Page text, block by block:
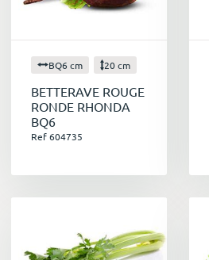
BQ6 cm 20 cm
BETTERAVE ROUGE
RONDE RHONDA
BQ6
Ref 604735